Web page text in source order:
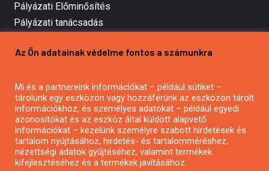
Pályázati Előminősítés
Pályázati tanácsadás
Mezőgazdasági pályázatírás
Pályázatírás civil szervezeteknek
Pályázatírás önkormányzatoknak
Pályázatfigyelés
Specifikus pályázatfigyelés vagy hírlevél
Az Ön adatainak védelme fontos a számunkra
Mi és a partnereink információkat – például sütiket –
tárolunk egy eszközön vagy hozzáférünk az eszközön tárolt
információkhoz, és személyes adatokat – például egyedi
azonosítókat és az eszköz által küldött alapvető
információkat – kezelünk személyre szabott hirdetések és
tartalom nyújtásához, hirdetés- és tartalomméréshez,
nézettségi adatok gyűjtéséhez, valamint termékek
kifejlesztéséhez és a termékek javításához.